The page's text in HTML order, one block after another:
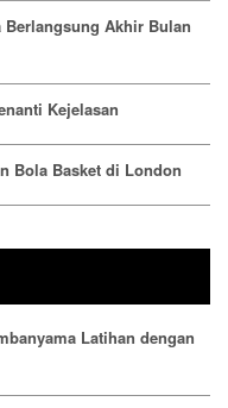
Akhir Bulan
Kejelasan
Bola Basket di London
Latihan dengan